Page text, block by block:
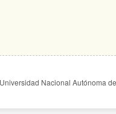
Nacional Autónoma